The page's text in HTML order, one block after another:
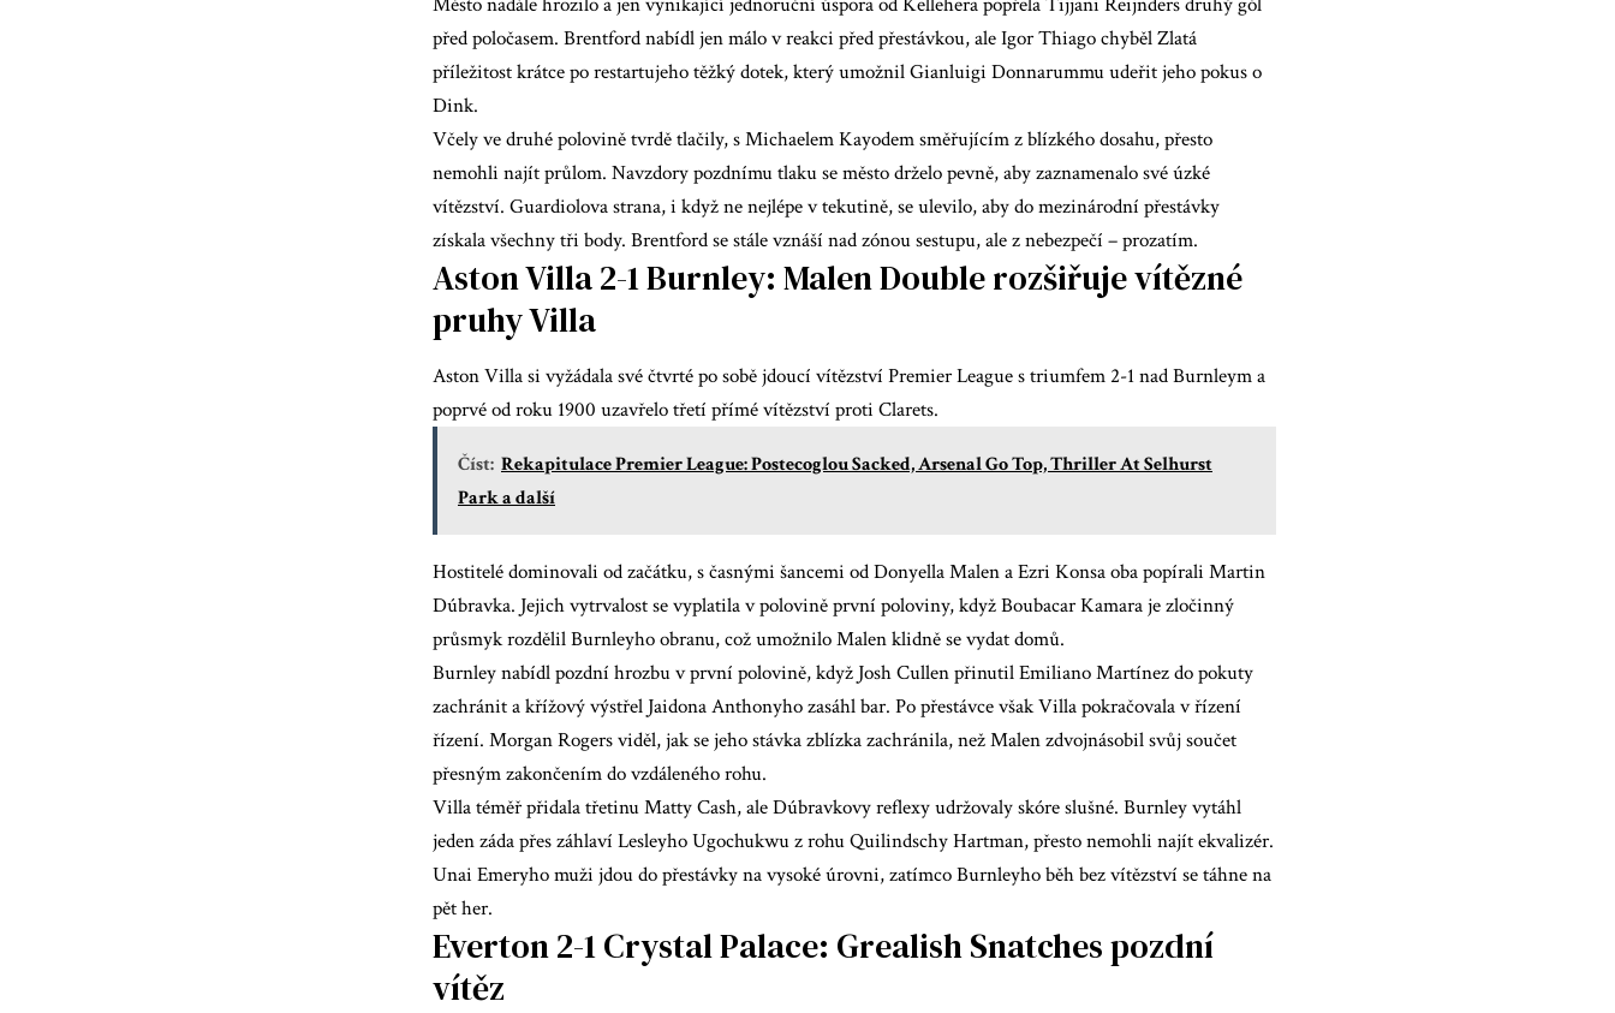
před poločasem. Brentford nabídl jen málo v reakci před přestávkou, ale Igor Thiago chybělZlatá
příležitost krátce po restartujeho těžký dotek, který umožnil Gianluigi Donnarummu udeřit jeho pokus o
Dink.
Včely ve druhé polovině tvrdě tlačily, s Michaelem Kayodem směřujícím z blízkého dosahu, přesto
nemohli najít průlom. Navzdory pozdnímu tlaku se město drželo pevně, aby zaznamenalo své úzké
vítězství. Guardiolova strana, i když ne nejlépe v tekutině, se ulevilo, aby do mezinárodní přestávky
získala všechny tři body. Brentford se stále vznáší nad zónou sestupu, ale z nebezpečí – prozatím.
Aston Villa 2-1 Burnley: Malen Double rozšiřuje vítězné
pruhy Villa
Aston Villa si vyžádala své čtvrté po sobě jdoucí vítězství Premier League s triumfem 2-1 nad Burnleym a
poprvé od roku 1900 uzavřelo třetí přímé vítězství proti Clarets.
Číst: Rekapitulace Premier League: Postecoglou Sacked, Arsenal Go Top, Thriller At Selhurst
Park a další
Hostitelé dominovali od začátku, s časnými šancemi od Donyella Malen a Ezri Konsa oba popírali Martin
Dúbravka. Jejich vytrvalost se vyplatila v polovině první poloviny, když Boubacar Kamara je zločinný
průsmyk rozdělil Burnleyho obranu, což umožnilo Malen klidně se vydat domů.
Burnley nabídl pozdní hrozbu v první polovině, když Josh Cullen přinutil Emiliano Martínez do pokuty
zachránit a křížový výstřel Jaidona Anthonyho zasáhl bar. Po přestávce však Villa pokračovala v řízení
řízení. Morgan Rogers viděl, jak se jeho stávka zblízka zachránila, než Malen zdvojnásobil svůj součet
přesným zakončením do vzdáleného rohu.
Villa téměř přidala třetinu Matty Cash, ale Dúbravkovy reflexy udržovaly skóre slušné. Burnley vytáhl
jeden záda přes záhlaví Lesleyho Ugochukwu z rohu Quilindschy Hartman, přesto nemohli najít ekvalizér.
Unai Emeryho muži jdou do přestávky na vysoké úrovni, zatímco Burnleyho běh bez vítězství se táhne na
pět her.
Everton 2-1 Crystal Palace: Grealish Snatches pozdní
vítěz